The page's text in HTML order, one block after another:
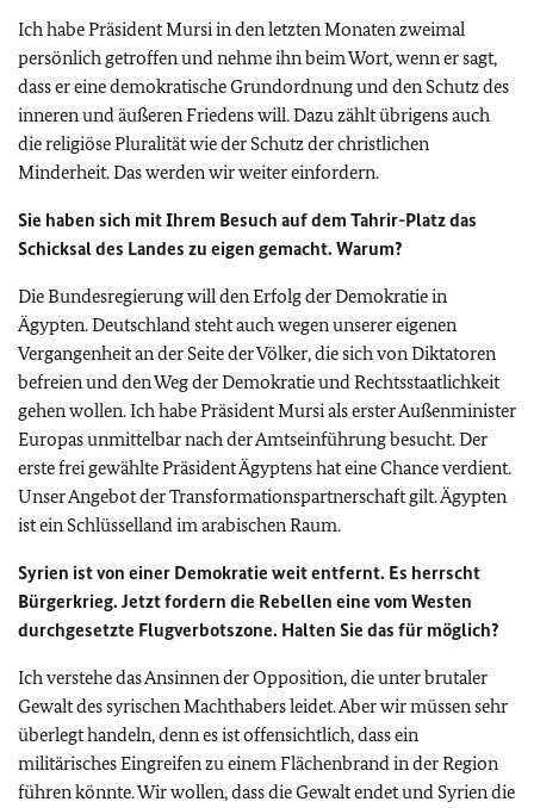
Ich habe Präsident Mursi in den letzten Monaten zweimal
persönlich getroffen und nehme ihn beim Wort, wenn er sagt,
dass er eine demokratische Grundordnung und den Schutz des
inneren und äußeren Friedens will. Dazu zählt übrigens auch
die religiöse Pluralität wie der Schutz der christlichen
Minderheit. Das werden wir weiter einfordern.
Sie haben sich mit Ihrem Besuch auf dem Tahrir-Platz das
Schicksal des Landes zu eigen gemacht. Warum?
Die Bundesregierung will den Erfolg der Demokratie in
Ägypten. Deutschland steht auch wegen unserer eigenen
Vergangenheit an der Seite der Völker, die sich von Diktatoren
befreien und den Weg der Demokratie und Rechtsstaatlichkeit
gehen wollen. Ich habe Präsident Mursi als erster Außenminister
Europas unmittelbar nach der Amtseinführung besucht. Der
erste frei gewählte Präsident Ägyptens hat eine Chance verdient.
Unser Angebot der Transformationspartnerschaft gilt. Ägypten
ist ein Schlüsselland im arabischen Raum.
Syrien ist von einer Demokratie weit entfernt. Es herrscht
Bürgerkrieg. Jetzt fordern die Rebellen eine vom Westen
durchgesetzte Flugverbotszone. Halten Sie das für möglich?
Ich verstehe das Ansinnen der Opposition, die unter brutaler
Gewalt des syrischen Machthabers leidet. Aber wir müssen sehr
überlegt handeln, denn es ist offensichtlich, dass ein
militärisches Eingreifen zu einem Flächenbrand in der Region
führen könnte. Wir wollen, dass die Gewalt endet und Syrien die